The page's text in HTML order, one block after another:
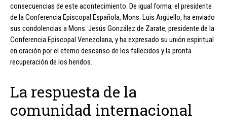
consecuencias de este acontecimiento. De igual forma, el presidente
de la Conferencia Episcopal Española, Mons. Luis Argüello, ha enviado
sus condolencias a Mons. Jesús González de Zarate, presidente de la
Conferencia Episcopal Venezolana, y ha expresado su unión espiritual
en oración por el eterno descanso de los fallecidos y la pronta
recuperación de los heridos.
La respuesta de la
comunidad internacional